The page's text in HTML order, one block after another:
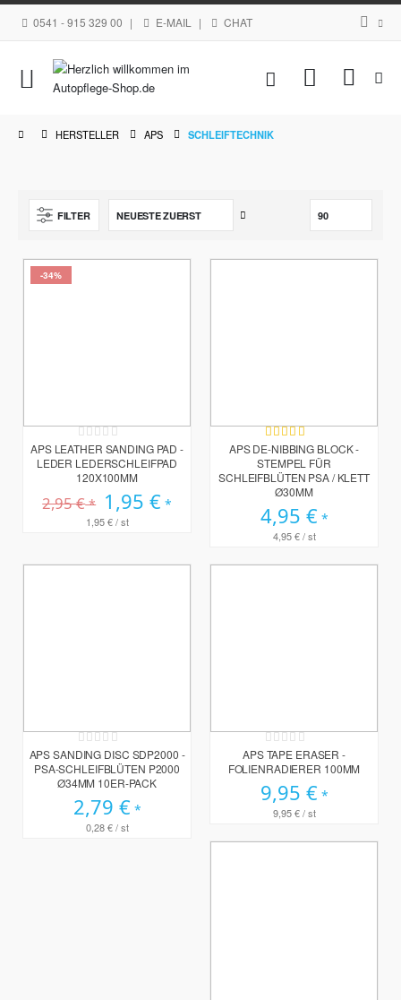
0541 - 915 329 00 | E-MAIL | CHAT
Navigation
umschalten
Mein
HERSTELLER APS SCHLEIFTECHNIK
FILTER
-34%
Rating:
0%
APS LEATHER SANDING PAD -
LEDER LEDERSCHLEIFPAD
120X100MM
2,95 € Sonderpreis
1,95 €
1,95 €/ st
Bewertung:
95%
APS DE-NIBBING BLOCK -
STEMPEL FÜR
SCHLEIFBLÜTEN PSA / KLETT
Ø30MM
4,95 €
4,95 €/ st
Rating:
0%
APS SANDING DISC SDP2000 -
PSA-SCHLEIFBLÜTEN P2000
Ø34MM 10ER-PACK
2,79 €
0,28 €/ st
Rating:
0%
APS TAPE ERASER -
FOLIENRADIERER 100MM
9,95 €
9,95 €/ st